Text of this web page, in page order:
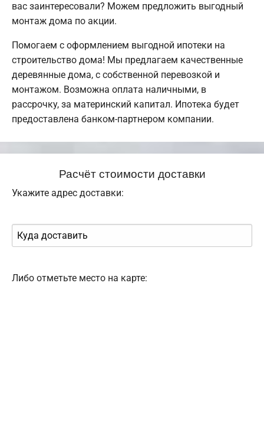
вас заинтересовали? Можем предложить выгодный
монтаж дома по акции.
Помогаем с оформлением выгодной ипотеки на
строительство дома! Мы предлагаем качественные
деревянные дома, с собственной перевозкой и
монтажом. Возможна оплата наличными, в
рассрочку, за материнский капитал. Ипотека будет
предоставлена банком-партнером компании.
Расчёт стоимости доставки
Укажите адрес доставки:
Либо отметьте место на карте: